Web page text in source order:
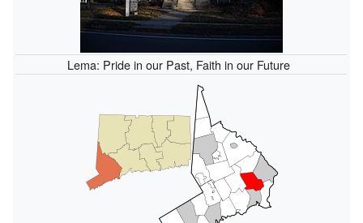
Lema: Pride in our Past, Faith in our Future